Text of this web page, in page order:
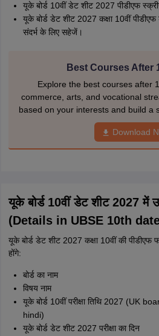
यूके बोर्ड 10वीं डेट शीट 2027 पीडीएफ
यूके बोर्ड डेट शीट 2027 कक्षा 10वीं
संदर्भ के लिए सहेजें।
Best Courses After
Explore the best courses after
commerce, arts, and vocational
based on your interests and build a
Download
यूके बोर्ड 10वीं डेट शीट 2027 में
(Details in UBSE 10th
यूके बोर्ड डेट शीट 2027 कक्षा 10वीं की पीडीएफ
होंगे:
बोर्ड का नाम
विषय नाम
यूके बोर्ड 10वीं परीक्षा तिथि 2027 (UK
hindi)
यूके बोर्ड डेट शीट 2027 परीक्षा का दिन